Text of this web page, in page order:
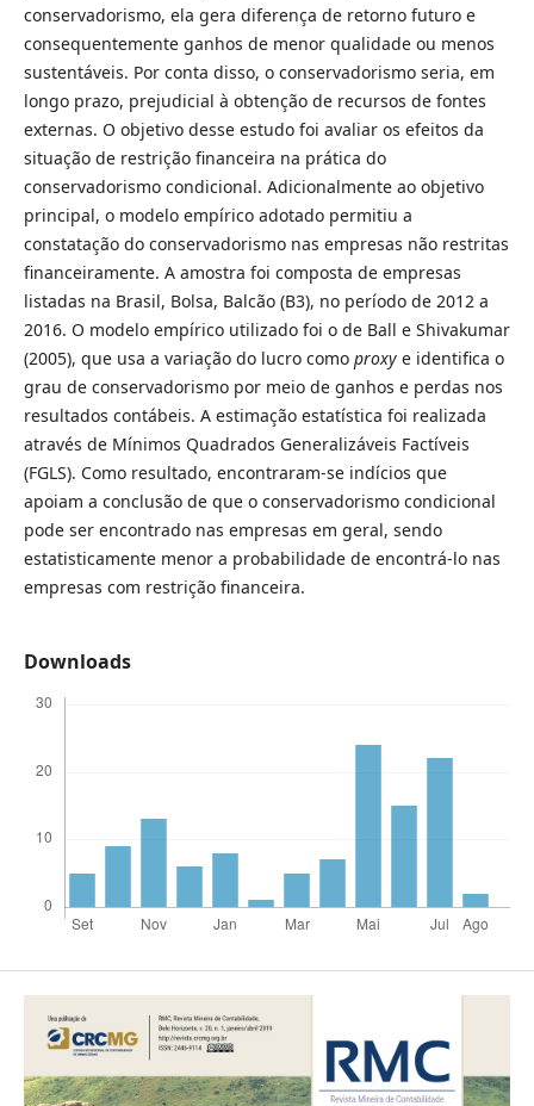
conservadorismo, ela gera diferença de retorno futuro e
consequentemente ganhos de menor qualidade ou menos
sustentáveis. Por conta disso, o conservadorismo seria, em
longo prazo, prejudicial à obtenção de recursos de fontes
externas. O objetivo desse estudo foi avaliar os efeitos da
situação de restrição financeira na prática do
conservadorismo condicional. Adicionalmente ao objetivo
principal, o modelo empírico adotado permitiu a
constatação do conservadorismo nas empresas não restritas
financeiramente. A amostra foi composta de empresas
listadas na Brasil, Bolsa, Balcão (B3), no período de 2012 a
2016. O modelo empírico utilizado foi o de Ball e Shivakumar
(2005), que usa a variação do lucro como proxye identifica o
grau de conservadorismo por meio de ganhos e perdas nos
resultados contábeis. A estimação estatística foi realizada
através de Mínimos Quadrados Generalizáveis Factíveis
(FGLS). Como resultado, encontraram-se indícios que
apoiam a conclusão de que o conservadorismo condicional
pode ser encontrado nas empresas em geral, sendo
estatisticamente menor a probabilidade de encontrá-lo nas
empresas com restrição financeira.
Downloads